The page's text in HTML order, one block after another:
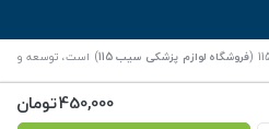
450,000تومان
فروشگاه لوازم پزشکی سیب 115 ) است، توسعه و